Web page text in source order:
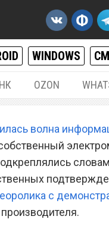
WINDOWS
OZON
на год
волна
с